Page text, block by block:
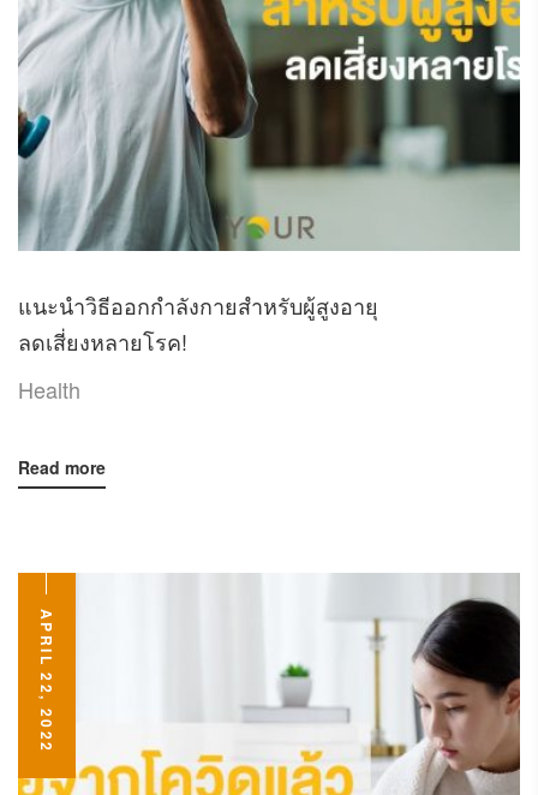
แนะนำวิธีออกกำลังกายสำหรับผู้สูงอายุ
ลดเสี่ยงหลายโรค!
Health
Read more
APRIL 22, 2022